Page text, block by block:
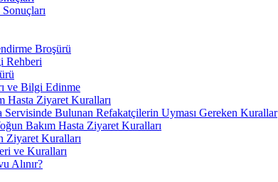
Broşürü
Rehberi
ve Bilgi Edinme
Hasta Ziyaret Kuralları
Servisinde Bulunan Refakatçilerin Uyması Gereken Kurallar
Bakım Hasta Ziyaret Kuralları
Ziyaret Kuralları
ve Kuralları
Alınır?